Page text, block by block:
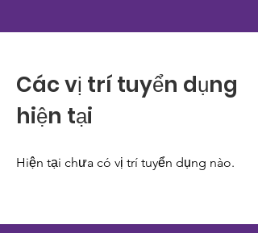
Các vị trí tuyển dụng
hiện tại
Hiện tại chưa có vị trí tuyển dụng nào.